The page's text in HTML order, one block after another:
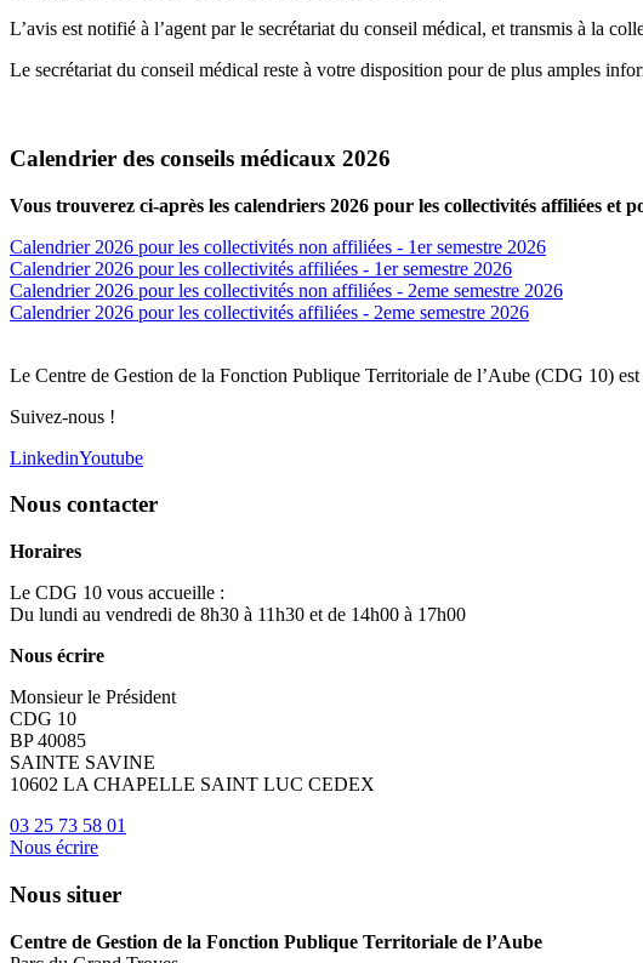
L’avis est notifié à l’agent par le secrétariat du conseil médical, et transmis à la
Le secrétariat du conseil médical reste à votre disposition pour de plus amples
Calendrier des conseils médicaux 2026
Vous trouverez ci-après les calendriers 2026 pour les collectivités affiliées et
Calendrier 2026 pour les collectivités non affiliées - 1er semestre 2026
Calendrier 2026 pour les collectivités affiliées - 1er semestre 2026
Calendrier 2026 pour les collectivités non affiliées - 2eme semestre 2026
Calendrier 2026 pour les collectivités affiliées - 2eme semestre 2026
Le Centre de Gestion de la Fonction Publique Territoriale de l’Aube (CDG 10)
Suivez-nous !
LinkedinYoutube
Nous contacter
Horaires
Le CDG 10 vous accueille :
Du lundi au vendredi de 8h30 à 11h30 et de 14h00 à 17h00
Nous écrire
Monsieur le Président
CDG 10
BP 40085
SAINTE SAVINE
10602 LA CHAPELLE SAINT LUC CEDEX
03 25 73 58 01
Nous écrire
Nous situer
Centre de Gestion de la Fonction Publique Territoriale de l’Aube